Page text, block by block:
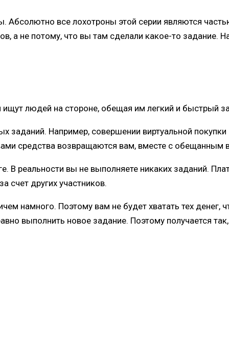
Абсолютно все лохотроны этой серии являются
а не потому, что вы там сделали какое-то задание.
людей на стороне, обещая им легкий и быстрый
заданий. Например, совершении виртуальной
средства возвращаются вам, вместе с обещанным
В реальности вы не выполняете никаких заданий.
счет других участников.
намного. Поэтому вам не будет хватать тех денег,
выполнить новое задание. Поэтому получается